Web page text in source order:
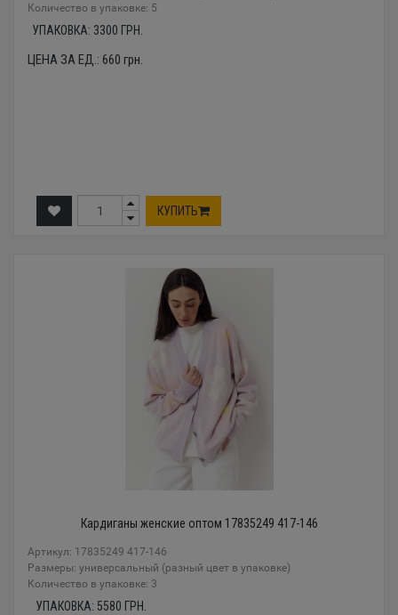
Количество в упаковке: 5
УПАКОВКА: 3300 ГРН.
ЦЕНА ЗА ЕД.: 660 грн.
КУПИТЬ
Кардиганы женские оптом 17835249 417-146
Артикул: 17835249 417-146
Размеры: универсальный (разный цвет в упаковке)
Количество в упаковке: 3
УПАКОВКА: 5580 ГРН.